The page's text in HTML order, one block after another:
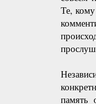
Те, кому
память